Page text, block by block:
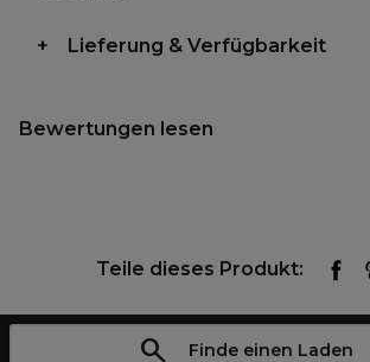
Lieferung & Verfügbarkeit
Bewertungen lesen
Teile dieses Produkt:
Finde einen Laden